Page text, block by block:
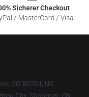
Sicherer Checkout
/ MasterCard / Visa
CO 80204, US